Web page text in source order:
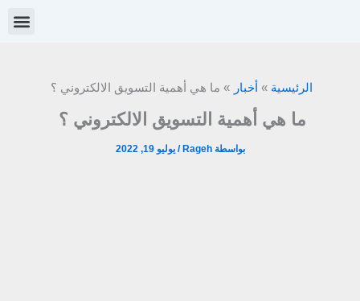
الرئيسية أخبار ما هي أهمية التسويق الالكتروني ؟
ما هي أهمية التسويق الالكتروني ؟
بواسطة Rageh
/يوليو 19, 2022